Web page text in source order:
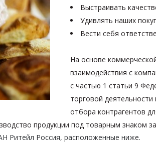
Выстраивать
Удивлять наших
Вести себя
На основе
взаимодействия с
с частью 1 статьи 9
торговой
отбора контрагентов
продукции под товарным знаком
Ритейл Россия, расположенные ниже.